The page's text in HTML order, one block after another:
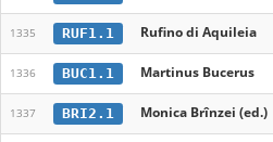
1335 RUF1.1 Rufino di Aquileia
1336 BUC1.1 Martinus Bucerus
1337 BRI2.1 Monica Brînzei (ed.)